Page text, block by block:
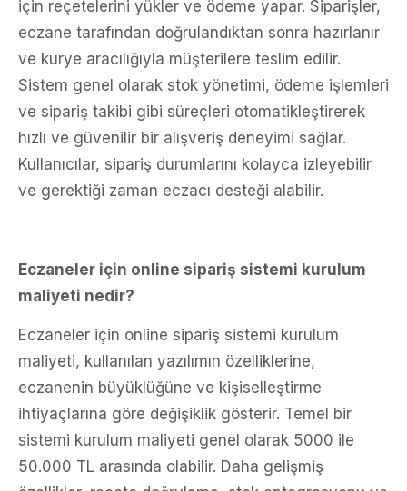
için reçetelerini yükler ve ödeme yapar. Siparişler,
eczane tarafından doğrulandıktan sonra hazırlanır
ve kurye aracılığıyla müşterilere teslim edilir.
Sistem genel olarak stok yönetimi, ödeme işlemleri
ve sipariş takibi gibi süreçleri otomatikleştirerek
hızlı ve güvenilir bir alışveriş deneyimi sağlar.
Kullanıcılar, sipariş durumlarını kolayca izleyebilir
ve gerektiği zaman eczacı desteği alabilir.
Eczaneler için online sipariş sistemi kurulum
maliyeti nedir?
Eczaneler için online sipariş sistemi kurulum
maliyeti, kullanılan yazılımın özelliklerine,
eczanenin büyüklüğüne ve kişiselleştirme
ihtiyaçlarına göre değişiklik gösterir. Temel bir
sistemi kurulum maliyeti genel olarak 5000 ile
50.000 TL arasında olabilir. Daha gelişmiş